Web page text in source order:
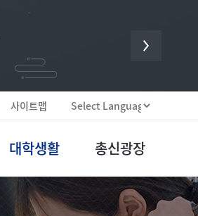
사이트맵
대학생활 총신광장